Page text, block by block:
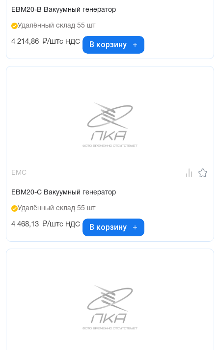
EBM20-B Вакуумный генератор
Удалённый склад 55 шт
4 214,86 ₽/штс НДС В корзину
EMC
EBM20-C Вакуумный генератор
Удалённый склад 55 шт
4 468,13 ₽/штс НДС В корзину